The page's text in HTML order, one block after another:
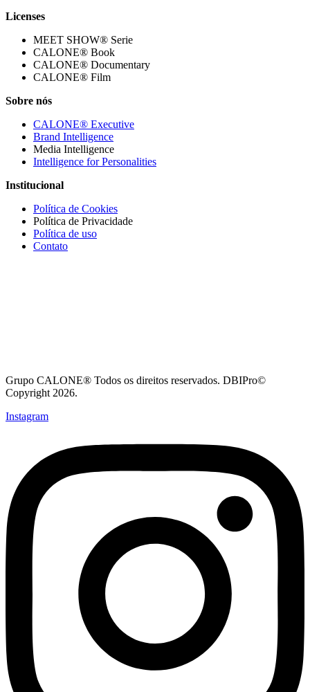
Licenses
MEET SHOW® Serie
CALONE® Book
CALONE® Documentary
CALONE® Film
Sobre nós
CALONE® Executive
Brand Intelligence
Media Intelligence
Intelligence for Personalities
Institucional
Política de Cookies
Política de Privacidade
Política de uso
Contato
Grupo CALONE® Todos os direitos reservados. DBIPro©
Copyright 2026.
Instagram